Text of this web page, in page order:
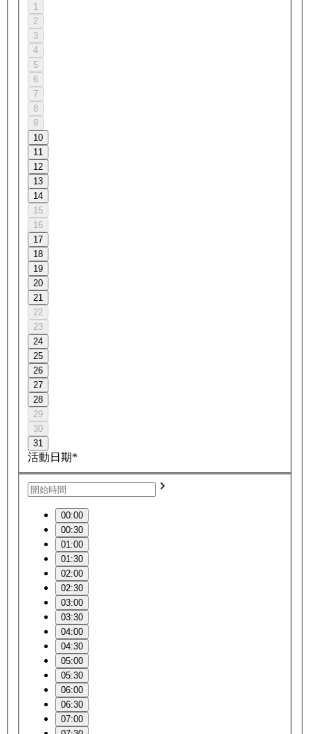
1
2
3
4
5
6
7
8
9
10
11
12
13
14
15
16
17
18
19
20
21
22
23
24
25
26
27
28
29
30
31
活動日期*
00:00
00:30
01:00
01:30
02:00
02:30
03:00
03:30
04:00
04:30
05:00
05:30
06:00
06:30
07:00